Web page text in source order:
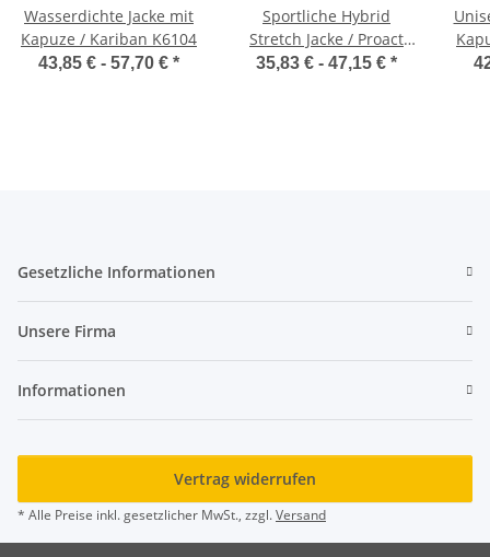
Wasserdichte Jacke mit
Kapuze / Kariban K6104
43,85 € - 57,70 € *
Sportliche Hybrid
Stretch Jacke / Proact
PA233
35,83 € - 47,15 € *
Gesetzliche Informationen
Unsere Firma
Informationen
Vertrag widerrufen
* Alle Preise inkl. gesetzlicher MwSt., zzgl.Versand